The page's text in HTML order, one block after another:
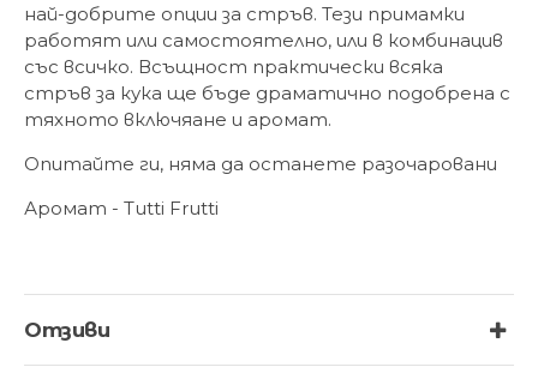
най-добрите опции за стръв. Тези примамки
работят или самостоятелно, или в комбинацив
със всичко. Всъщност практически всяка
стръв за кука ще бъде драматично подобрена с
тяхното включяане и аромат.
Опитайте ги, няма да останете разочаровани
Аромат - Tutti Frutti
Отзиви